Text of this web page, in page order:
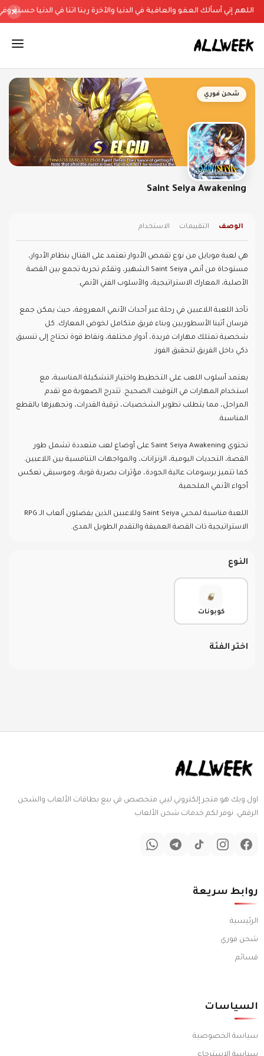
اللهم إني أسألك العفو والعافية في الدنيا والآخرة ربنا اتنا في الدنيا حسنة
شحن فوري
Saint Seiya Awakening
الوصف التقييمات الاستخدام
هي لعبة موبايل من نوع تقمص الأدوار تعتمد على القتال بنظام الأدوار،
مستوحاة من أنمي Saint Seiya الشهير، وتقدّم تجربة تجمع بين القصة
الأصلية، المعارك الاستراتيجية، والأسلوب الفني الأنمي.
تأخذ اللعبة اللاعبين في رحلة عبر أحداث الأنمي المعروفة، حيث يمكن جمع
فرسان أثينا الأسطوريين وبناء فريق متكامل لخوض المعارك. كل
شخصية تمتلك مهارات فريدة، أدوار مختلفة، ونقاط قوة تحتاج إلى تنسيق
ذكي داخل الفريق لتحقيق الفوز.
يعتمد أسلوب اللعب على التخطيط واختيار التشكيلة المناسبة، مع
استخدام المهارات في التوقيت الصحيح. تتدرج الصعوبة مع تقدم
المراحل، مما يتطلب تطوير الشخصيات، ترقية القدرات، وتجهيزها بالقطع
المناسبة.
تحتوي Saint Seiya Awakening على أوضاع لعب متعددة تشمل طور
القصة، التحديات اليومية، الزنزانات، والمواجهات التنافسية بين اللاعبين.
كما تتميز برسومات عالية الجودة، مؤثرات بصرية قوية، وموسيقى تعكس
أجواء الأنمي الملحمية.
اللعبة مناسبة لمحبي Saint Seiya وللاعبين الذين يفضلون ألعاب الـ RPG
الاستراتيجية ذات القصة العميقة والتقدم الطويل المدى.
النوع
كوبونات
اختر الفئة
اول ويك هو متجر إلكتروني ليبي متخصص في بيع بطاقات الألعاب والشحن
الرقمي. نوفر لكم خدمات شحن الألعاب
روابط سريعة
الرئيسية
شحن فوري
قسائم
السياسات
سياسة الخصوصية